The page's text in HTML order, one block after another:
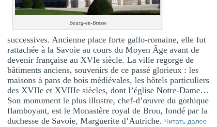
Bourg-en-Bresse
successives. Ancienne place forte gallo-romaine, elle fut
rattachée à la Savoie au cours du Moyen Âge avant de
devenir française au XVIe siècle. La ville regorge de
bâtiments anciens, souvenirs de ce passé glorieux : les
maisons à pans de bois médiévales, les hôtels particuliers
des XVIIe et XVIIIe siècles, dont l’église Notre-Dame…
Son monument le plus illustre, chef-d’œuvre du gothique
flamboyant, est le Monastère royal de Brou, fondé par la
duchesse de Savoie, Marguerite d’Autriche. Читать далее